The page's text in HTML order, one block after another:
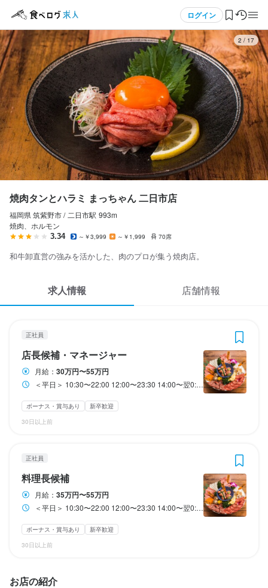
ログイン
ログイン・無料会員登録
食べログ求人TOP
求人検索
マイページ管理
気になる求人
検索履歴・保存した条件
ヘルプ・お問い合わせフォーム
掲載をご検討の店舗様へ
食べログ求人PRESS
プライバシーポリシー
3 / 17
焼肉タンとハラミ まっちゃん 二日市店
福岡県 筑紫野市 / 二日市駅 993m
焼肉、ホルモン
3.34 ～￥3,999 ～￥1,999 70席
和牛卸直営の強みを活かした、肉のプロが集う焼肉店。
求人情報 店舗情報
正社員
店長候補・マネージャー
月給： 30万円〜55万円
＜平日＞ 10:30〜22:00 12:00〜23:30 14:00〜翌0:30 15:00〜翌1:30 ＜週末＞ 10:30〜22:30 11:00〜23:30 13:30〜翌1:00 14:30〜翌2:00
ボーナス・賞与あり
新卒歓迎
30日以上前
正社員
料理長候補
月給： 35万円〜55万円
＜平日＞ 10:30〜22:00 12:00〜23:30 14:00〜翌0:30 15:00〜翌1:30 ＜週末＞ 10:30〜22:30 11:00〜23:30 13:30〜翌1:00 14:30〜翌2:00
ボーナス・賞与あり
新卒歓迎
30日以上前
お店の紹介
店長候補・マネージャー
店長候補・マネージャー
固定残業代45時間分75,000円を含む。超過分は別途支給
勤務時間
＜平日＞
10:30〜22:00
12:00〜23:30
応募画面へ進む
料理長候補
料理長候補
固定残業代あり：月給 ￥350,000 〜 ￥550,000は1か月当たりの
固定残業代￥60,000〜￥100,000（45時間相当分）を含む。45時
間を超える残業代は追加で支給する。
給与補足
・450万円前後／スタッフ〜中堅
応募画面へ進む